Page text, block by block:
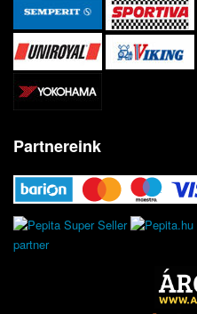
Partnereink
partner